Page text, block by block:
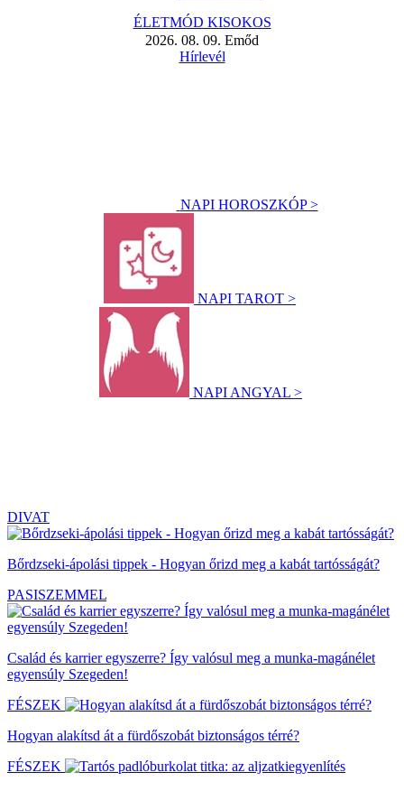
ÉLETMÓD KISOKOS
2026. 08. 09. Emőd
Hírlevél
NAPI HOROSZKÓP >
NAPI TAROT >
NAPI ANGYAL >
DIVAT
Bőrdzseki-ápolási tippek - Hogyan őrizd meg a kabát tartósságát?
PASISZEMMEL
Család és karrier egyszerre? Így valósul meg a munka-magánélet
egyensúly Szegeden!
FÉSZEK
Hogyan alakítsd át a fürdőszobát biztonságos térré?
FÉSZEK